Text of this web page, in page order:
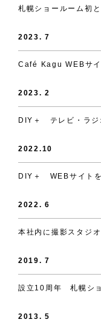
札幌ショールーム初
2023. 7
Café Kagu WEBサイ
2023. 2
DIY＋ テレビ・ラジ
2022.10
DIY＋ WEBサイト
2022. 6
本社内に撮影スタジ
2019. 7
設立10周年 札幌シ
2013. 5